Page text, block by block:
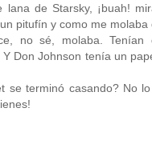
lana de Starsky, ¡buah!
pitufín y como me molaba
no sé, molaba. Tenían
Don Johnson tenía un
se terminó casando? No